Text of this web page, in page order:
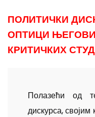
ПОЛИТИЧКИ
ОПТИЦИ
КРИТИЧКИХ
Полазећи од
дискурса,